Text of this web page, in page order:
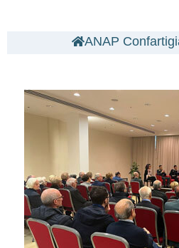
ANAP